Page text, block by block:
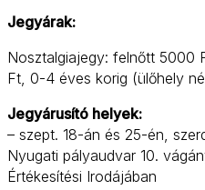
Jegyárak:
Nosztalgiajegy: felnőtt
Ft, 0-4 éves korig (ülőhely
Jegyárusító helyek:
– szept. 18-án és 25-én,
Nyugati pályaudvar 10.
Értékesítési Irodájában